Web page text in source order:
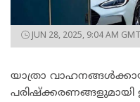
JUN 28, 2025, 9:04 AM
യാത്രാ
പരിഷ്ക്കരണങ്ങളുമായി